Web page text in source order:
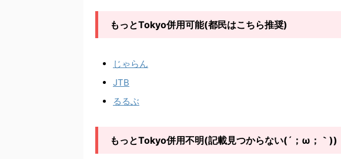
もっとTokyo併用可能(都民はこちら推奨)
じゃらん
JTB
るるぶ
もっとTokyo併用不明(記載見つからない(´；ω；｀))